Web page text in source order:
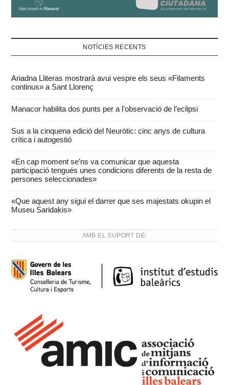
NOTÍCIES RECENTS
Ariadna Lliteras mostrarà avui vespre els seus «Filaments
continus» a Sant Llorenç
Manacor habilita dos punts per a l’observació de l’eclipsi
Sus a la cinquena edició del Neuròtic: cinc anys de cultura
crítica i autogestió
«En cap moment se’ns va comunicar que aquesta
participació tengués unes condicions diferents de la resta de
persones seleccionades»
«Que aquest any sigui el darrer que ses majestats okupin el
Museu Saridakis»
AMB EL SUPORT DE: